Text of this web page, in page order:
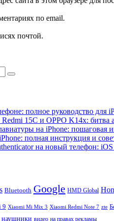
по email.
почтой.
полное руководство для
15C и OPPO K14x: битва
на iPhone: пошаговая
полная инструкция и
на новый телефон:
Bluetooth Google HMD Global
9 Xiaomi Mi Mix 3 Xiaomi Redmi Note 7 zte
наушники видео на правах рекламы